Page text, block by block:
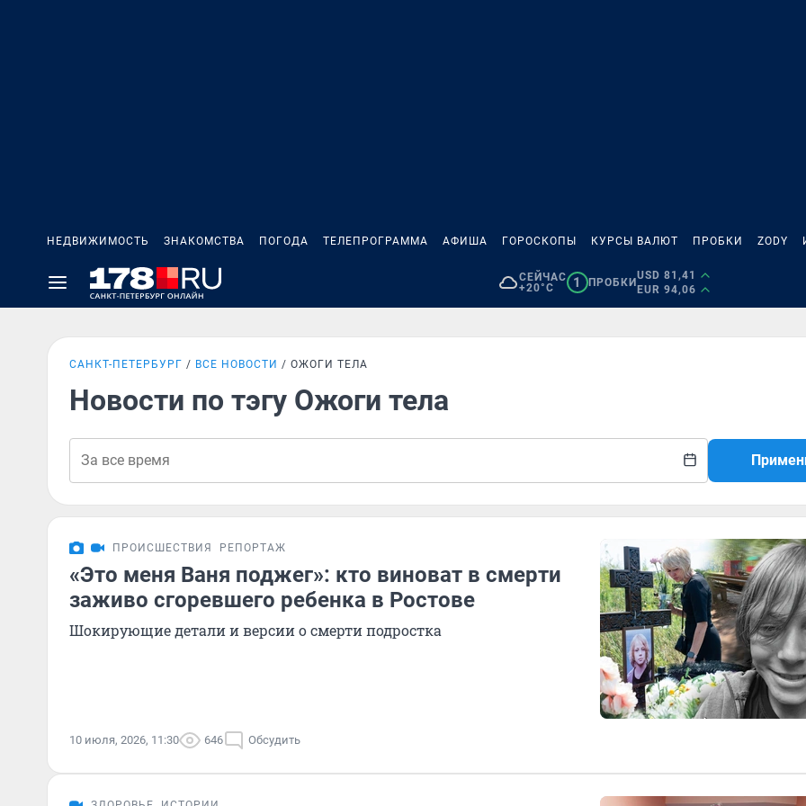
НЕДВИЖИМОСТЬ ЗНАКОМСТВА ПОГОДА ТЕЛЕПРОГРАММА АФИША ГОРОСКОПЫ КУРСЫ ВАЛЮТ ПРОБКИ ZODY
СЕЙЧАС
+20°C
1 ПРОБКИ
USD 81,41
EUR 94,06
САНКТ-ПЕТЕРБУРГ ВСЕ НОВОСТИ ОЖОГИ ТЕЛА
Новости по тэгу Ожоги тела
ПРОИСШЕСТВИЯ РЕПОРТАЖ
«Это меня Ваня поджег»: кто виноват в смерти
заживо сгоревшего ребенка в Ростове
Шокирующие детали и версии о смерти подростка
10 июля, 2026, 11:30 646 Обсудить